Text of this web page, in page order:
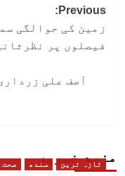
Post
navigation
Previous:
زمین کی حوالگی
فیصلوں پر
آصف علی
مزید خبریں
تازہ ترین سندھ صحت